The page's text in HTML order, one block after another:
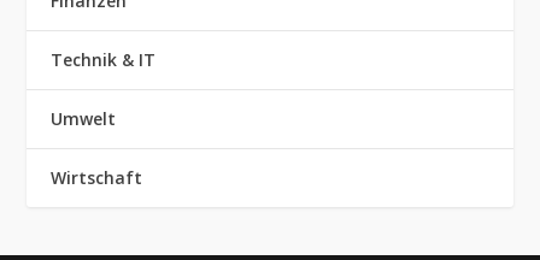
Technik & IT
Umwelt
Wirtschaft